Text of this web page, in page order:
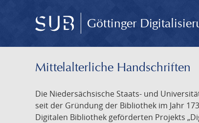
Göttinger
Mittelalterliche Handschriften
Die Niedersächsische Staats- und
seit der Gründung der Bibliothek im Jahr
Digitalen Bibliothek geförderten Projekts